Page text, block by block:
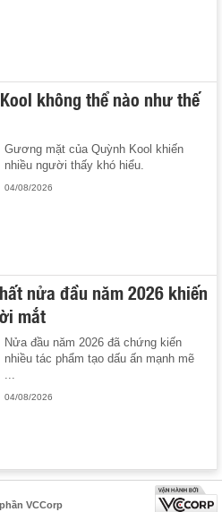
không thể nào như thế
Gương mặt của Quỳnh Kool khiến
nhiều người thấy khó hiểu.
04/08/2026
nửa đầu năm 2026 khiến
mắt
Nửa đầu năm 2026 đã chứng kiến
nhiều tác phẩm tạo dấu ấn mạnh mẽ
...
04/08/2026
VCCorp